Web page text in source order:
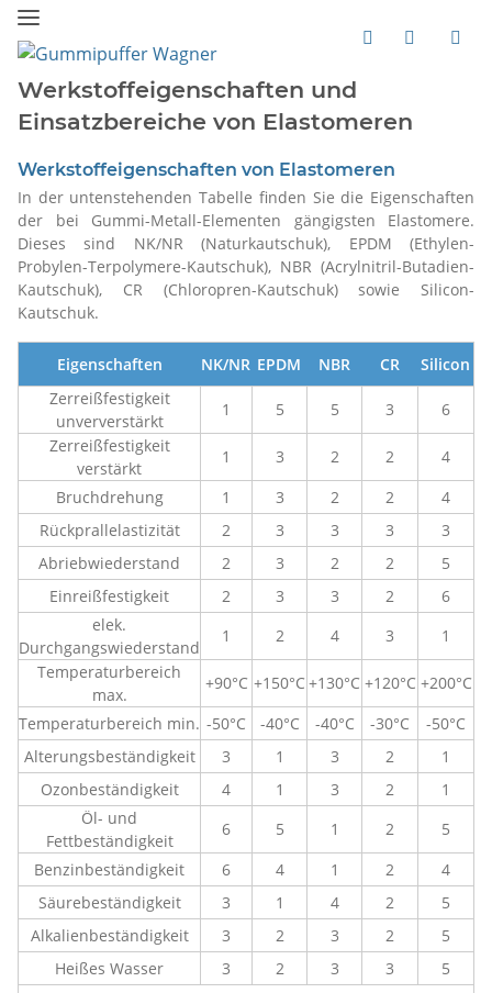
Werkstoffeigenschaften und
Einsatzbereiche von Elastomeren
Werkstoffeigenschaften von Elastomeren
In der untenstehenden Tabelle finden Sie die Eigenschaften
der bei Gummi-Metall-Elementen gängigsten Elastomere.
Dieses sind NK/NR (Naturkautschuk), EPDM (Ethylen-
Probylen-Terpolymere-Kautschuk), NBR (Acrylnitril-Butadien-
Kautschuk), CR (Chloropren-Kautschuk) sowie Silicon-
Kautschuk.
Eigenschaften NK/NR EPDM NBR CR
Silicon
Zerreißfestigkeit
unververstärkt
1 5 5 3
6
Zerreißfestigkeit
verstärkt
1 3 2 2
4
Bruchdrehung
1 3 2 2
4
Rückprallelastizität
2 3 3 3
3
Abriebwiederstand
2 3 2 2
5
Einreißfestigkeit
2 3 3 2
6
elek.
Durchgangswiederstand
1 2 4 3
1
Temperaturbereich
max.
+90°C +150°C +130°C +120°C +200°C
Temperaturbereich min. -50°C -40°C -40°C -30°C
-50°C
Alterungsbeständigkeit
3 1 3 2
1
Ozonbeständigkeit
4 1 3 2
1
Öl- und
Fettbeständigkeit
6 5 1 2
5
Benzinbeständigkeit
6 4 1 2
4
Säurebeständigkeit
3 1 4 2
5
Alkalienbeständigkeit
3 2 3 2
5
Heißes Wasser
3 2 3 3 5